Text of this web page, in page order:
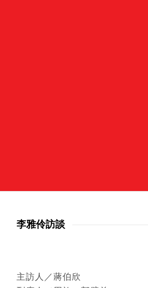
李雅伶訪談
主訪人／蔣伯欣